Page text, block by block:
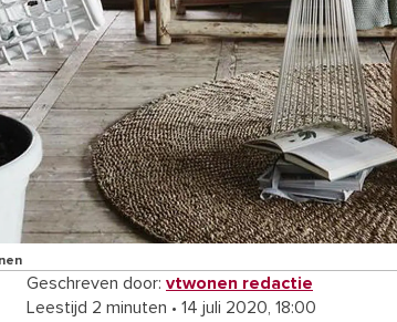
Geschreven door: vtwonen redactie
Leestijd 2 minuten • 14 juli 2020, 18:00